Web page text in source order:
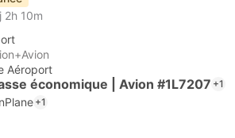
2h 10m
Aéroport
économique | Avion #1L7207 +1
+1